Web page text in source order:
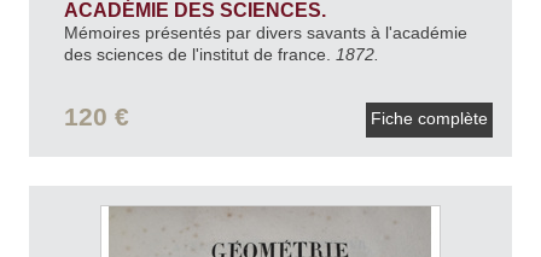
ACADÉMIE DES SCIENCES.
Mémoires présentés par divers savants à l'académie
des sciences de l'institut de france.
1872.
120 € Fiche complète